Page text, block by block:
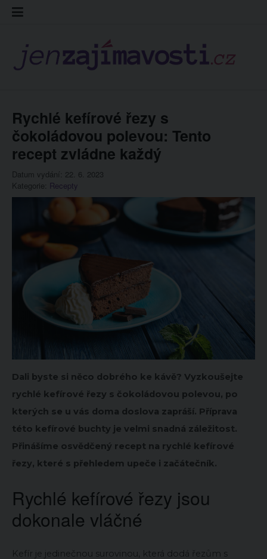
Skip
Rychlé kefírové řezy s
čokoládovou polevou: Tento
recept zvládne každý
Datum vydání: 22. 6. 2023
Kategorie: Recepty
Dali byste si něco dobrého ke kávě? Vyzkoušejte
rychlé kefírové řezy s čokoládovou polevou, po
kterých se u vás doma doslova zapráší. Příprava
této kefírové buchty je velmi snadná záležitost.
Přinášíme osvědčený recept na rychlé kefírové
řezy, které s přehledem upeče i začátečník.
Rychlé kefírové řezy jsou
dokonale vláčné
Kefír je jedinečnou surovinou, která dodá řezům s